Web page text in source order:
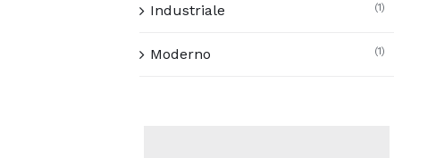
Industriale (1)
Moderno (1)